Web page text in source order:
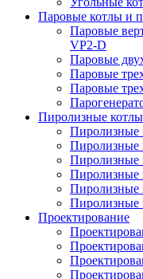
Паровые котлы и
Паровые
VP2-D
Паровые
Паровые
Паровые
Пиролизные котлы
Пиролизные
Пиролизные
Пиролизные
Пиролизные
Пиролизные
Пиролизные
Проектирование